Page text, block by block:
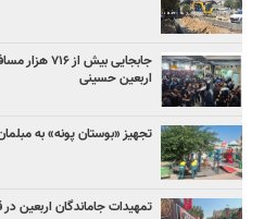
جابجایی بیش
اربعین حسینی
تجهیز «بوستان پونه» به
تمهیدات جاماندگان اربعین در قبله